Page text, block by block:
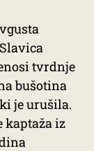
tvrdnje
bušotina
je urušila.
kaptaža iz